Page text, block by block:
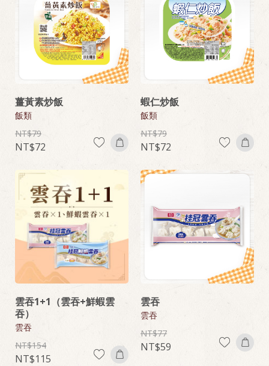
薑黃素炒飯
飯類
79
72
蝦仁炒飯
飯類
79
72
雲吞1+1（雲吞+鮮蝦雲
吞）
雲吞
154
115
雲吞
雲吞
77
59